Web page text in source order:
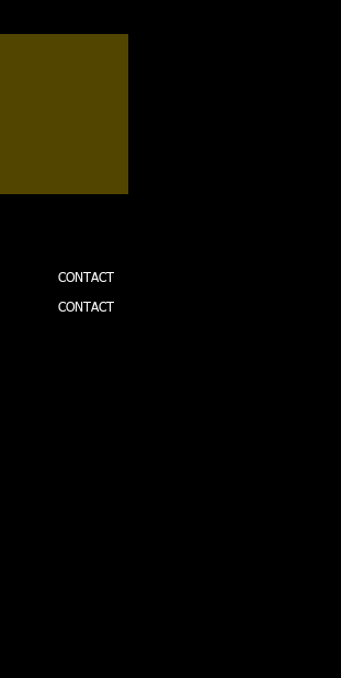
CONTACT
CONTACT